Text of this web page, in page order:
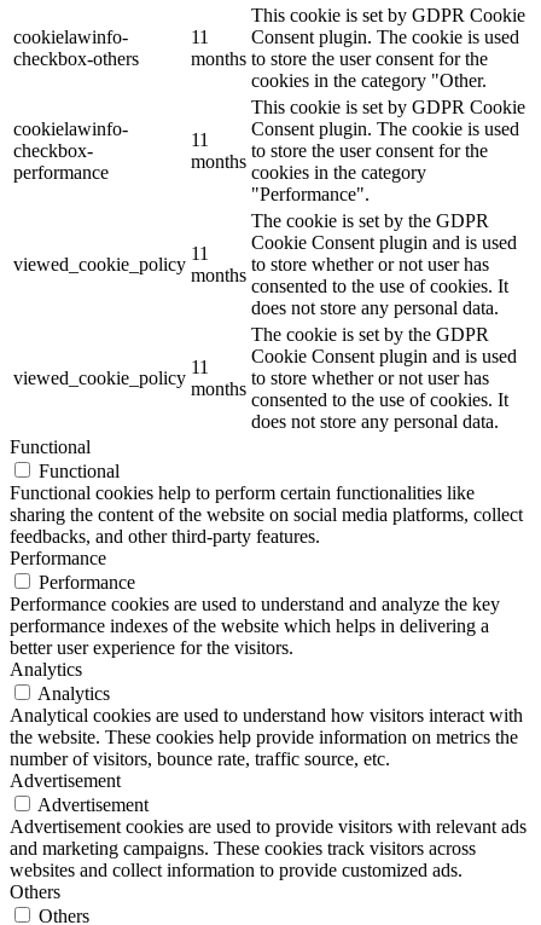
cookielawinfo-
checkbox-others
11
months
This cookie is set by GDPR Cookie
Consent plugin. The cookie is used
to store the user consent for the
cookies in the category "Other.
cookielawinfo-
checkbox-
performance
11
months
This cookie is set by GDPR Cookie
Consent plugin. The cookie is used
to store the user consent for the
cookies in the category
"Performance".
viewed_cookie_policy
11
months
The cookie is set by the GDPR
Cookie Consent plugin and is used
to store whether or not user has
consented to the use of cookies. It
does not store any personal data.
viewed_cookie_policy
11
months
The cookie is set by the GDPR
Cookie Consent plugin and is used
to store whether or not user has
consented to the use of cookies. It
does not store any personal data.
Functional
Functional
Functional cookies help to perform certain functionalities like
sharing the content of the website on social media platforms, collect
feedbacks, and other third-party features.
Performance
Performance
Performance cookies are used to understand and analyze the key
performance indexes of the website which helps in delivering a
better user experience for the visitors.
Analytics
Analytics
Analytical cookies are used to understand how visitors interact with
the website. These cookies help provide information on metrics the
number of visitors, bounce rate, traffic source, etc.
Advertisement
Advertisement
Advertisement cookies are used to provide visitors with relevant ads
and marketing campaigns. These cookies track visitors across
websites and collect information to provide customized ads.
Others
Others